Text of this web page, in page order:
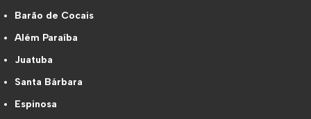
Barão de Cocais
Além Paraíba
Juatuba
Santa Bárbara
Espinosa